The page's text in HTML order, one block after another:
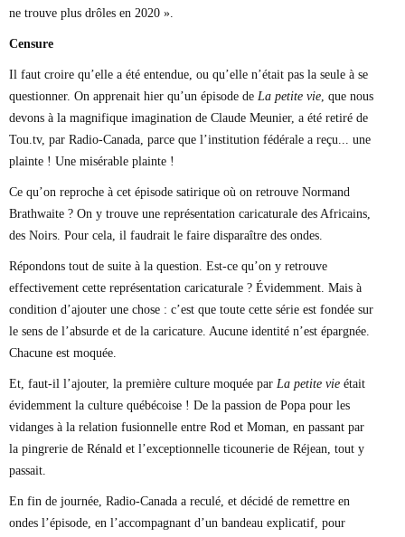
ne trouve plus drôles en 2020 ».
Censure
Il faut croire qu’elle a été entendue, ou qu’elle n’était pas la seule à se
questionner. On apprenait hier qu’un épisode de La petite vie, que nous
devons à la magnifique imagination de Claude Meunier, a été retiré de
Tou.tv, par Radio-Canada, parce que l’institution fédérale a reçu... une
plainte ! Une misérable plainte !
Ce qu’on reproche à cet épisode satirique où on retrouve Normand
Brathwaite ? On y trouve une représentation caricaturale des Africains,
des Noirs. Pour cela, il faudrait le faire disparaître des ondes.
Répondons tout de suite à la question. Est-ce qu’on y retrouve
effectivement cette représentation caricaturale ? Évidemment. Mais à
condition d’ajouter une chose : c’est que toute cette série est fondée sur
le sens de l’absurde et de la caricature. Aucune identité n’est épargnée.
Chacune est moquée.
Et, faut-il l’ajouter, la première culture moquée par La petite vie était
évidemment la culture québécoise ! De la passion de Popa pour les
vidanges à la relation fusionnelle entre Rod et Moman, en passant par
la pingrerie de Rénald et l’exceptionnelle ticounerie de Réjean, tout y
passait.
En fin de journée, Radio-Canada a reculé, et décidé de remettre en
ondes l’épisode, en l’accompagnant d’un bandeau explicatif, pour